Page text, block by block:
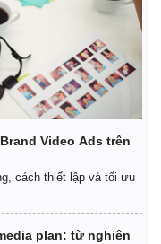
Video Ads trên
cách thiết lập và tối ưu
plan: từ nghiên